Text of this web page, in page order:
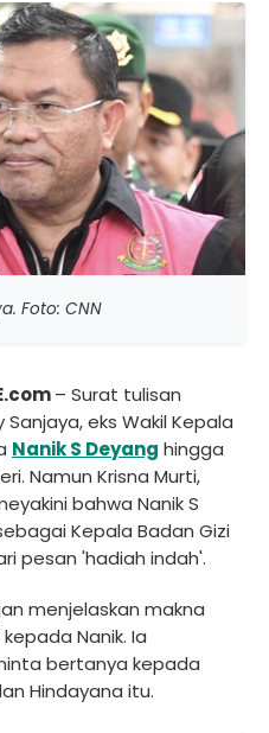
Foto: CNN
– Surat tulisan
eks Wakil Kepala
Nanik S Deyang hingga
Namun Krisna Murti,
bahwa Nanik S
Kepala Badan Gizi
pesan 'hadiah indah'.
menjelaskan makna
Nanik. Ia
bertanya kepada
Hindayana itu.